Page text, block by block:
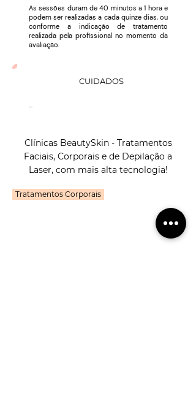
As sessões duram de 40 minutos a 1 hora e
podem ser realizadas a cada quinze dias, ou
conforme a indicação de tratamento
realizada pela profissional no momento da
avaliação.
CUIDADOS
...
Clínicas BeautySkin - Tratamentos
Faciais, Corporais e de Depilação a
Laser, com mais alta tecnologia!
Tratamentos Corporais